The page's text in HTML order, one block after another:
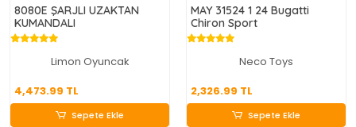
8080E ŞARJLI UZAKTAN
KUMANDALI
Limon Oyuncak
4,473.99 TL
4,473.99 TL
Sepete Ekle
Sepete Ekle
MAY 31524 1 24 Bugatti
Chiron Sport
Neco Toys
2,326.99 TL
2,326.99 TL
Sepete Ekle
Sepete Ekle